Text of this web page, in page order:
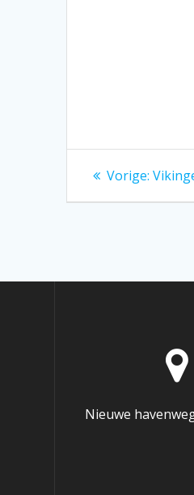
Bericht
Vorige: Vorig
Nieuwe